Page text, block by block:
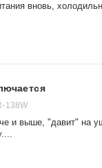
вновь,
138W
и выше, "давит" на